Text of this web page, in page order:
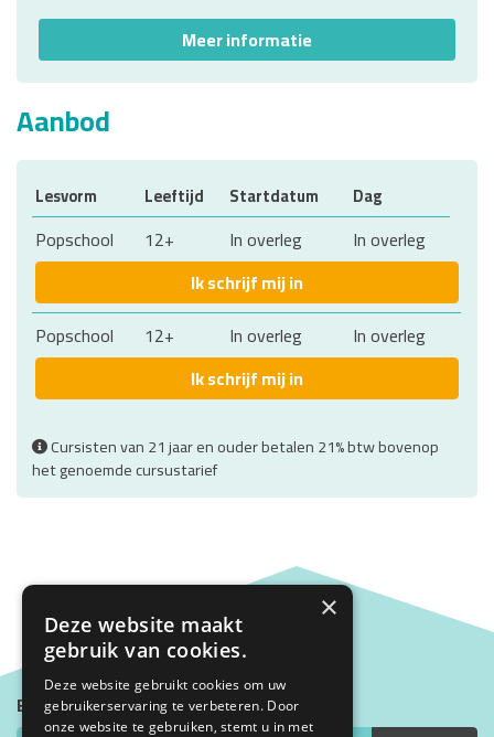
Meer informatie
Aanbod
Lesvorm Leeftijd Startdatum Dag
Popschool 12+ In overleg
In overleg
Ik schrijf mij in
Popschool
12+ In overleg
In overleg
Ik schrijf mij in
Cursisten van 21 jaar en ouder betalen 21% btw bovenop
het genoemde cursustarief
Blijf op de hoogte met onze nieuwsbrief
×
Deze website maakt
gebruik van cookies.
Deze website gebruikt cookies om uw
gebruikerservaring te verbeteren. Door
onze website te gebruiken, stemt u in met